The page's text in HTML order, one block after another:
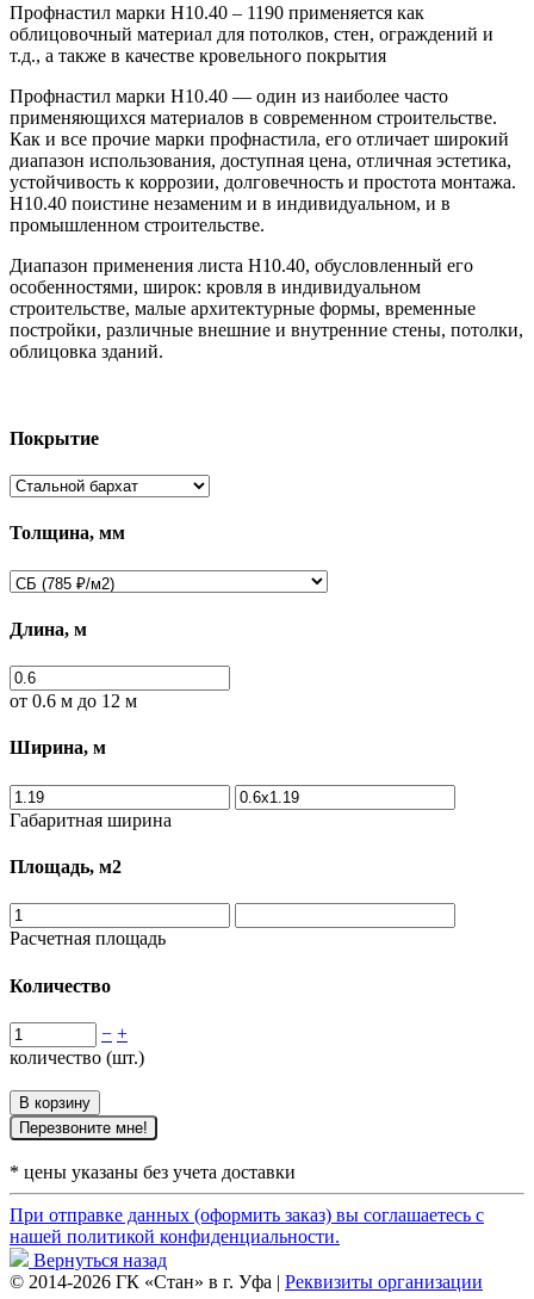
Профнастил марки Н10.40 – 1190 применяется как
облицовочный материал для потолков, стен, ограждений и
т.д., а также в качестве кровельного покрытия
Профнастил марки Н10.40 — один из наиболее часто
применяющихся материалов в современном строительстве.
Как и все прочие марки профнастила, его отличает широкий
диапазон использования, доступная цена, отличная эстетика,
устойчивость к коррозии, долговечность и простота монтажа.
Н10.40 поистине незаменим и в индивидуальном, и в
промышленном строительстве.
Диапазон применения листа Н10.40, обусловленный его
особенностями, широк: кровля в индивидуальном
строительстве, малые архитектурные формы, временные
постройки, различные внешние и внутренние стены, потолки,
облицовка зданий.
Покрытие
Толщина, мм
Длина, м
от 0.6 м до 12 м
Ширина, м
Габаритная ширина
Площадь, м2
Расчетная площадь
Количество
− +
количество (шт.)
В корзину
Перезвоните мне!
* цены указаны без учета доставки
При отправке данных (оформить заказ) вы соглашаетесь с
нашей политикой конфиденциальности.
Вернуться назад
© 2014-2026 ГК «Стан» в г. Уфа | Реквизиты организации